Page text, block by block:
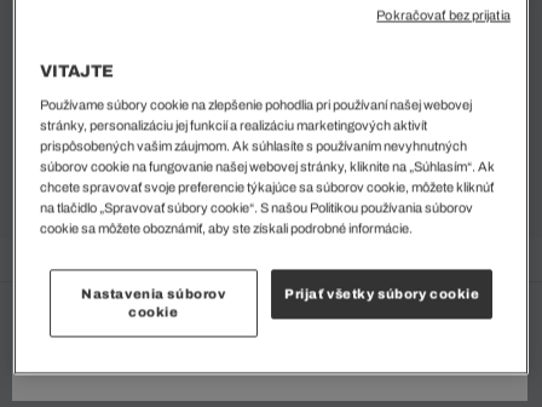
Slovakia
ZÁKAZNÍCKA PODPORA BEZPEČNÁ PLATBA
odporúčame vám navštíviť váš miestny internetový
Dodanie do
Jazyk
ZAČAŤ NAKUPOVAŤ
VITAJTE
Používame súbory cookie na zlepšenie pohodlia pri používaní našej webovej
stránky, personalizáciu jej funkcií a realizáciu marketingových aktivít
prispôsobených vašim záujmom. Ak súhlasíte s používaním nevyhnutných
súborov cookie na fungovanie našej webovej stránky, kliknite na „Súhlasím“. Ak
chcete spravovať svoje preferencie týkajúce sa súborov cookie, môžete kliknúť
na tlačidlo „Spravovať súbory cookie“. S našou Politikou používania súborov
cookie sa môžete oboznámiť, aby ste získali podrobné informácie.
Nastavenia súborov
cookie
Prijať všetky súbory cookie
Pokračovať bez prijatia